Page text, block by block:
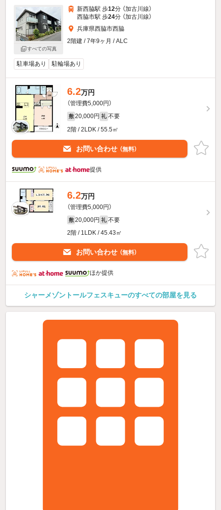
すべての写真
新西脇駅 歩12分 （加古川線）
西脇市駅 歩24分 （加古川線）
兵庫県西脇市西脇
2階建 / 7年9ヶ月 / ALC
駐車場あり 駐輪場あり
6.2万円
（管理費5,000円）
敷 20,000円 礼 不要
2階 / 2LDK / 55.5㎡
お問い合わせ （無料）
提供
6.2万円
（管理費5,000円）
敷 20,000円 礼 不要
2階 / 1LDK / 45.43㎡
お問い合わせ （無料）
ほか提供
シャーメゾントールフェスキューのすべての部屋を見る